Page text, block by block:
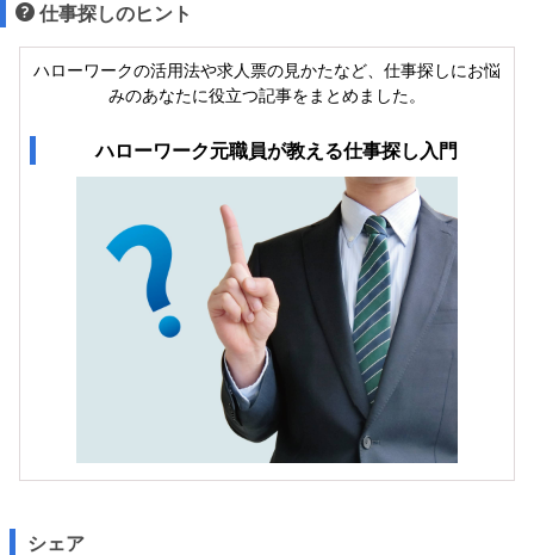
仕事探しのヒント
ハローワークの活用法や求人票の見かたなど、仕事探しにお悩
みのあなたに役立つ記事をまとめました。
ハローワーク元職員が教える仕事探し入門
シェア